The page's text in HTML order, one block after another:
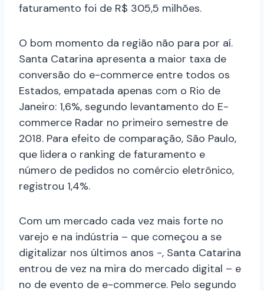
faturamento foi de R$ 305,5 milhões.
O bom momento da região não para por aí.
Santa Catarina apresenta a maior taxa de
conversão do e-commerce entre todos os
Estados, empatada apenas com o Rio de
Janeiro: 1,6%, segundo levantamento do E-
commerce Radar no primeiro semestre de
2018. Para efeito de comparação, São Paulo,
que lidera o ranking de faturamento e
número de pedidos no comércio eletrônico,
registrou 1,4%.
Com um mercado cada vez mais forte no
varejo e na indústria – que começou a se
digitalizar nos últimos anos -, Santa Catarina
entrou de vez na mira do mercado digital – e
no de evento de e-commerce. Pelo segundo